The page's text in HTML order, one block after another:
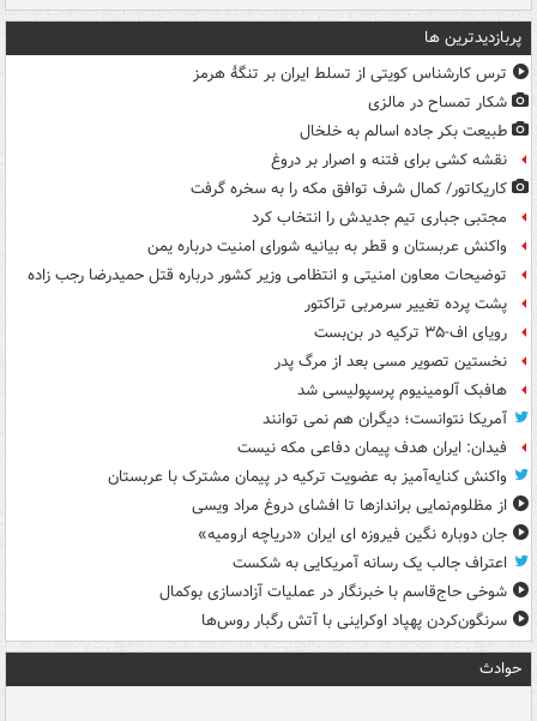
پربازدیدترین ها
ترس کارشناس کویتی از تسلط ایران بر تنگۀ هرمز
شکار تمساح در مالزی
طبیعت بکر جاده اسالم به خلخال
نقشه کشی برای فتنه و اصرار بر دروغ
کاریکاتور/ کمال شرف توافق مکه را به سخره گرفت
مجتبی جباری تیم جدیدش را انتخاب کرد
واکنش عربستان و قطر به بیانیه شورای امنیت درباره یمن
توضیحات معاون امنیتی و انتظامی وزیر کشور درباره قتل حمیدرضا رجب زاده
پشت پرده تغییر سرمربی تراکتور
رویای اف-۳۵ ترکیه در بن‌بست
نخستین تصویر مسی بعد از مرگ پدر
هافبک آلومینیوم پرسپولیسی شد
آمریکا نتوانست؛ دیگران هم نمی توانند
فیدان: ایران هدف پیمان دفاعی مکه نیست
واکنش کنایه‌آمیز به عضویت ترکیه در پیمان مشترک با عربستان
از مظلوم‌نمایی براندازها تا افشای دروغ مراد ویسی
جان دوباره نگین فیروزه ای ایران «دریاچه ارومیه»
اعتراف جالب یک رسانه آمریکایی به شکست
شوخی حاج‌قاسم با خبرنگار در عملیات آزادسازی بوکمال
سرنگون‌کردن پهپاد اوکراینی با آتش رگبار روس‌ها
حوادث